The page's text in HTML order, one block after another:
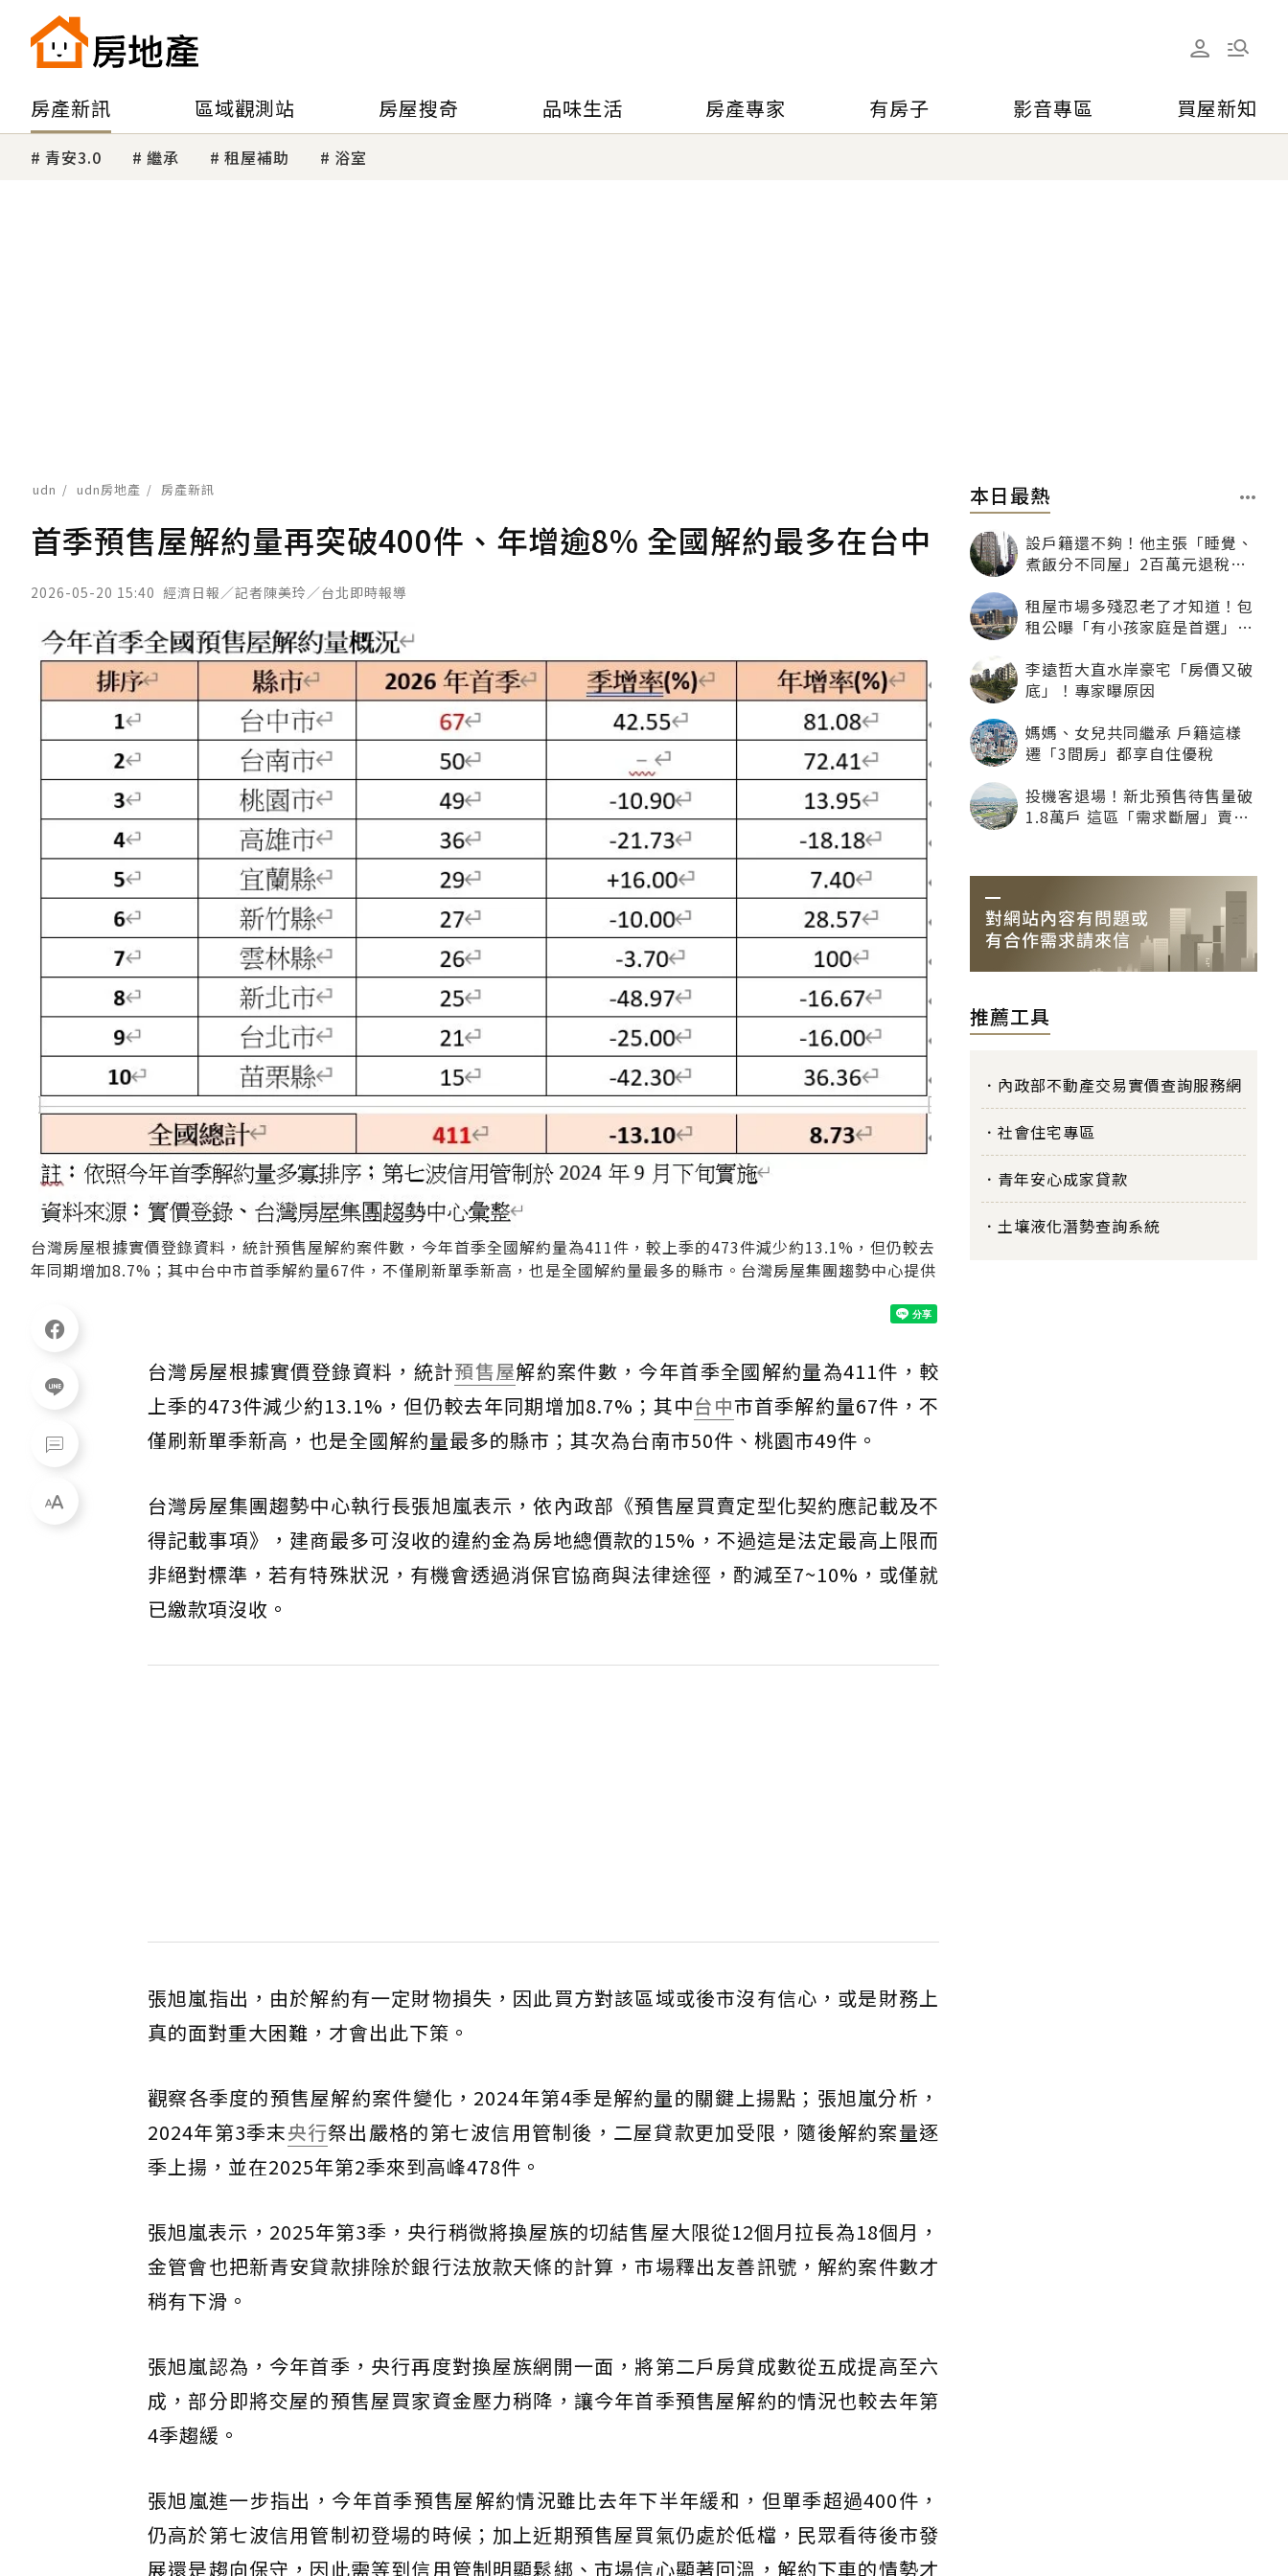
房產新訊 區域觀測站 房屋搜奇 品味生活 房產專家 有房子 影音專區 買屋新知
青安3.0 繼承 租屋補助 浴室
udn udn房地產 房產新訊
首季預售屋解約量再突破400件、年增逾8% 全國解約最多在台中
2026-05-20 15:40 經濟日報／記者陳美玲／台北即時報導
台灣房屋根據實價登錄資料，統計預售屋解約案件數，今年首季全國解約量為411件，較上季的473件減少約13.1%，但仍較去
年同期增加8.7%；其中台中市首季解約量67件，不僅刷新單季新高，也是全國解約量最多的縣市。台灣房屋集團趨勢中心提供
台灣房屋根據實價登錄資料，統計預售屋解約案件數，今年首季全國解約量為411件，較
上季的473件減少約13.1%，但仍較去年同期增加8.7%；其中台中市首季解約量67件，不
僅刷新單季新高，也是全國解約量最多的縣市；其次為台南市50件、桃園市49件。
台灣房屋集團趨勢中心執行長張旭嵐表示，依內政部《預售屋買賣定型化契約應記載及不
得記載事項》，建商最多可沒收的違約金為房地總價款的15%，不過這是法定最高上限而
非絕對標準，若有特殊狀況，有機會透過消保官協商與法律途徑，酌減至7~10%，或僅就
已繳款項沒收。
張旭嵐指出，由於解約有一定財物損失，因此買方對該區域或後市沒有信心，或是財務上
真的面對重大困難，才會出此下策。
觀察各季度的預售屋解約案件變化，2024年第4季是解約量的關鍵上揚點；張旭嵐分析，
2024年第3季末央行祭出嚴格的第七波信用管制後，二屋貸款更加受限，隨後解約案量逐
季上揚，並在2025年第2季來到高峰478件。
張旭嵐表示，2025年第3季，央行稍微將換屋族的切結售屋大限從12個月拉長為18個月，
金管會也把新青安貸款排除於銀行法放款天條的計算，市場釋出友善訊號，解約案件數才
稍有下滑。
張旭嵐認為，今年首季，央行再度對換屋族網開一面，將第二戶房貸成數從五成提高至六
成，部分即將交屋的預售屋買家資金壓力稍降，讓今年首季預售屋解約的情況也較去年第
4季趨緩。
張旭嵐進一步指出，今年首季預售屋解約情況雖比去年下半年緩和，但單季超過400件，
仍高於第七波信用管制初登場的時候；加上近期預售屋買氣仍處於低檔，民眾看待後市發
展還是趨向保守，因此需等到信用管制明顯鬆綁、市場信心顯著回溫，解約下車的情勢才
本日最熱
設戶籍還不夠！他主張「睡覺、
煮飯分不同屋」2百萬元退稅照
租屋市場多殘忍老了才知道！包
租公曝「有小孩家庭是首選」：
李遠哲大直水岸豪宅「房價又破
底」！專家曝原因
媽媽、女兒共同繼承 戶籍這樣
遷「3間房」都享自住優稅
投機客退場！新北預售待售量破
1.8萬戶 這區「需求斷層」賣壓
推薦工具
內政部不動產交易實價查詢服務網
社會住宅專區
青年安心成家貸款
土壤液化潛勢查詢系統